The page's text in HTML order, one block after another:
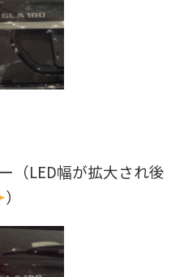
（LED幅が拡大され後
）